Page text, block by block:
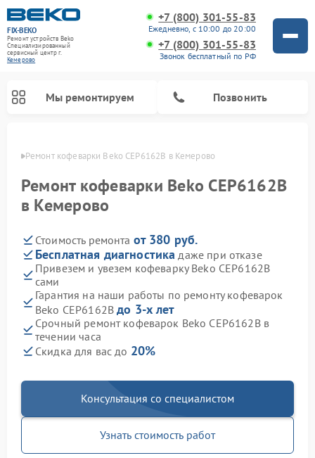
FIX-BEKO
Ремонт устройств Beko
Специализированный
cервисный центр г.
Кемерово
+7 (800) 301-55-83
Ежедневно, с 10:00 до 20:00
+7 (800) 301-55-83
Звонок бесплатный по РФ
Мы ремонтируем Позвонить
Ремонт кофеварки Beko CEP6162B в Кемерово
Ремонт кофеварки Beko CEP6162B
в Кемерово
Стоимость ремонта от 380 руб.
Бесплатная диагностика даже при отказе
Привезем и увезем кофеварку Beko CEP6162B
сами
Гарантия на наши работы по ремонту кофеварок
Beko CEP6162Bдо 3-х лет
Срочный ремонт кофеварок Beko CEP6162B в
течении часа
Скидка для вас до 20%
Консультация со специалистом
Узнать стоимость работ